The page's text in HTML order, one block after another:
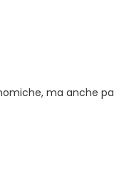
ma anche